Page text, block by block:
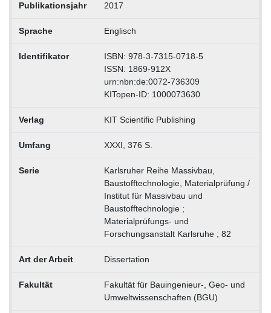
Publikationsjahr 2017
Sprache Englisch
Identifikator
ISBN: 978-3-7315-0718-5
ISSN: 1869-912X
urn:nbn:de:0072-736309
KITopen-ID: 1000073630
Verlag KIT Scientific Publishing
Umfang XXXI, 376 S.
Serie
Karlsruher Reihe Massivbau,
Baustofftechnologie, Materialprüfung /
Institut für Massivbau und
Baustofftechnologie ;
Materialprüfungs- und
Forschungsanstalt Karlsruhe ; 82
Art der Arbeit Dissertation
Fakultät
Fakultät für Bauingenieur-, Geo- und
Umweltwissenschaften (BGU)